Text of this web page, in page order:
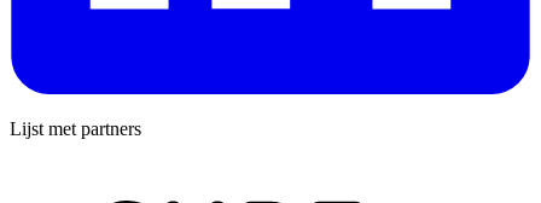
Lijst met partners